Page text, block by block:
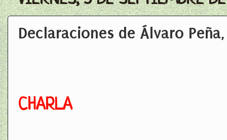
Declaraciones de Álvaro
CHARLA